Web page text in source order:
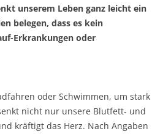
unserem Leben ganz leicht ein
belegen, dass es kein
Erkrankungen oder
oder Schwimmen, um stark
nicht nur unsere Blutfett- und
kräftigt das Herz. Nach Angaben